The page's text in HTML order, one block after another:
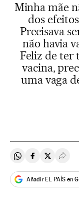
Minha mãe
dos
Precisava
não havia
Feliz de ter
vacina,
uma vaga
Compartir en
Compartir en
Añadir EL PAÍS en